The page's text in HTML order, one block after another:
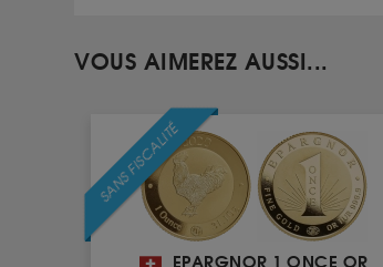
VOUS AIMEREZ AUSSI...
SANS FISCALITÉ
EPARGNOR 1 ONCE OR